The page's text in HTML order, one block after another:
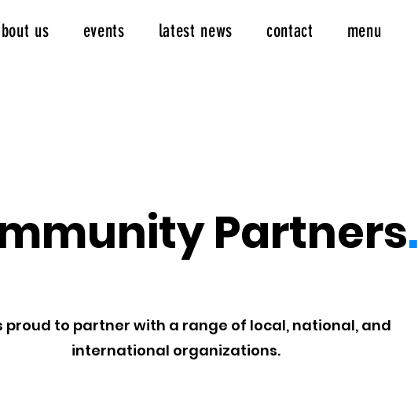
us events latest news contact menu
Partners.
proud to partner with a range of local, national, and
international organizations.